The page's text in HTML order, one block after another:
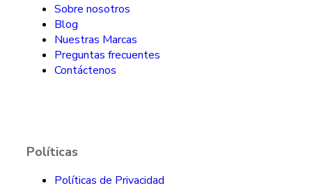
Sobre nosotros
Blog
Nuestras Marcas
Preguntas frecuentes
Contáctenos
Políticas
Políticas de Privacidad